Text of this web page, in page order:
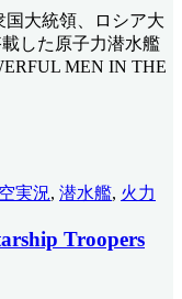
大統領、ロシア大
した原子力潜水艦
MEN IN THE
実況, 潜水艦, 火力
Troopers